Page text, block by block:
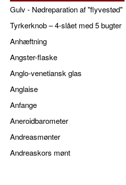
Gulv - Nødreparation af "flyvestød"
Tyrkerknob – 4-slået med 5 bugter
Anhæftning
Angster-flaske
Anglo-venetiansk glas
Anglaise
Anfange
Aneroidbarometer
Andreasmønter
Andreaskors mønt